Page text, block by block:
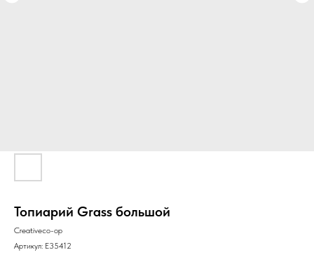
Топиарий Grass большой
Creativeco-op
Артикул: E35412